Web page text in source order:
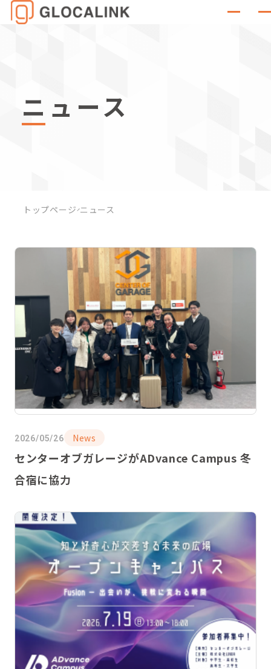
ニュース
トップページ ニュース
2026/05/26 News
センターオブガレージがADvance Campus 冬
合宿に協力